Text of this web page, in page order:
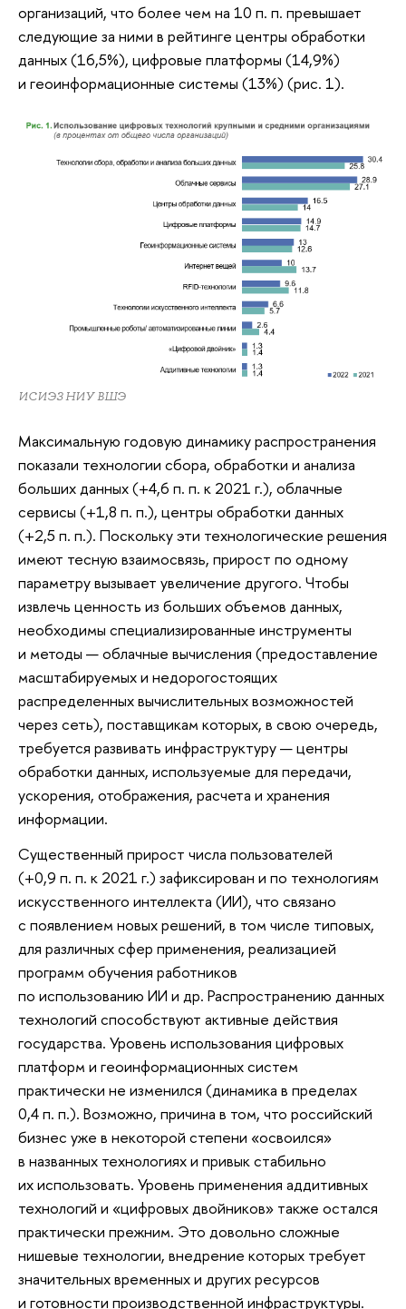
организаций, что более чем на 10 п. п. превышает
следующие за ними в рейтинге центры обработки
данных (16,5%), цифровые платформы (14,9%)
и геоинформационные системы (13%) (рис. 1).
ИСИЭЗ НИУ ВШЭ
Максимальную годовую динамику распространения
показали технологии сбора, обработки и анализа
больших данных (+4,6 п. п. к 2021 г.), облачные
сервисы (+1,8 п. п.), центры обработки данных
(+2,5 п. п.). Поскольку эти технологические решения
имеют тесную взаимосвязь, прирост по одному
параметру вызывает увеличение другого. Чтобы
извлечь ценность из больших объемов данных,
необходимы специализированные инструменты
и методы — облачные вычисления (предоставление
масштабируемых и недорогостоящих
распределенных вычислительных возможностей
через сеть), поставщикам которых, в свою очередь,
требуется развивать инфраструктуру — центры
обработки данных, используемые для передачи,
ускорения, отображения, расчета и хранения
информации.
Существенный прирост числа пользователей
(+0,9 п. п. к 2021 г.) зафиксирован и по технологиям
искусственного интеллекта (ИИ), что связано
с появлением новых решений, в том числе типовых,
для различных сфер применения, реализацией
программ обучения работников
по использованию ИИ и др. Распространению данных
технологий способствуют активные действия
государства. Уровень использования цифровых
платформ и геоинформационных систем
практически не изменился (динамика в пределах
0,4 п. п.). Возможно, причина в том, что российский
бизнес уже в некоторой степени «освоился»
в названных технологиях и привык стабильно
их использовать. Уровень применения аддитивных
технологий и «цифровых двойников» также остался
практически прежним. Это довольно сложные
нишевые технологии, внедрение которых требует
значительных временных и других ресурсов
и готовности производственной инфраструктуры.